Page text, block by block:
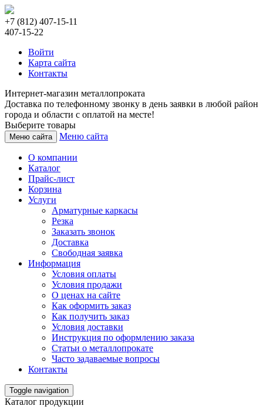
+7 (812) 407-15-11
407-15-22
Войти
Карта сайта
Контакты
Интернет-магазин металлопроката
Доставка по телефонному звонку в день заявки в любой район
города и области с оплатой на месте!
Выберите товары
Меню сайта Меню сайта
О компании
Каталог
Прайс-лист
Корзина
Услуги
Арматурные каркасы
Резка
Заказать звонок
Доставка
Свободная заявка
Информация
Условия оплаты
Условия продажи
О ценах на сайте
Как оформить заказ
Как получить заказ
Условия доставки
Инструкция по оформлению заказа
Статьи о металлопрокате
Часто задаваемые вопросы
Контакты
Toggle navigation
Каталог продукции